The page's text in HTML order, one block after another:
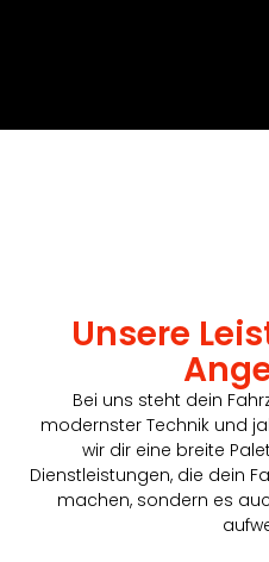
Unsere
Bei uns steht dein
modernster Technik und
wir dir eine breite
Dienstleistungen, die dein
machen, sondern es